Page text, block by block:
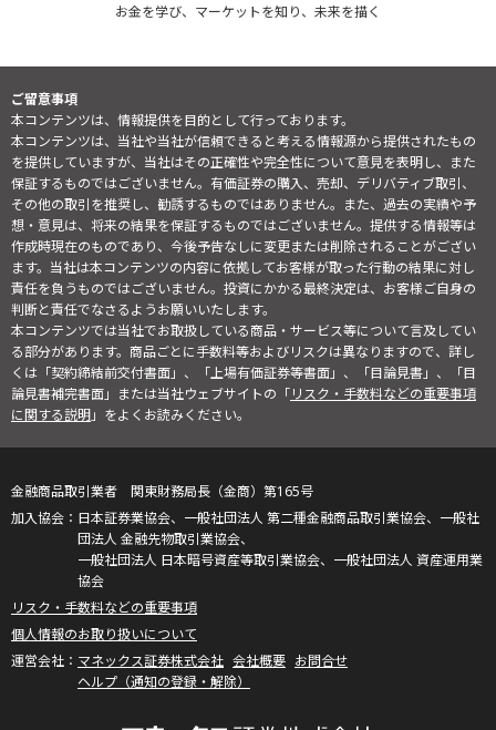
お金を学び、マーケットを知り、未来を描く
ご留意事項
本コンテンツは、情報提供を目的として行っております。
本コンテンツは、当社や当社が信頼できると考える情報源から提供されたもの
を提供していますが、当社はその正確性や完全性について意見を表明し、また
保証するものではございません。有価証券の購入、売却、デリバティブ取引、
その他の取引を推奨し、勧誘するものではありません。また、過去の実績や予
想・意見は、将来の結果を保証するものではございません。提供する情報等は
作成時現在のものであり、今後予告なしに変更または削除されることがござい
ます。当社は本コンテンツの内容に依拠してお客様が取った行動の結果に対し
責任を負うものではございません。投資にかかる最終決定は、お客様ご自身の
判断と責任でなさるようお願いいたします。
本コンテンツでは当社でお取扱している商品・サービス等について言及してい
る部分があります。商品ごとに手数料等およびリスクは異なりますので、詳し
くは「契約締結前交付書面」、「上場有価証券等書面」、「目論見書」、「目
論見書補完書面」または当社ウェブサイトの「リスク・手数料などの重要事項
に関する説明」をよくお読みください。
金融商品取引業者 関東財務局長（金商）第165号
日本証券業協会、一般社団法人 第二種金融商品取引業協会、一般社
団法人 金融先物取引業協会、
一般社団法人 日本暗号資産等取引業協会、一般社団法人 資産運用業
協会
リスク・手数料などの重要事項
個人情報のお取り扱いについて
マネックス証券株式会社 会社概要 お問合せ
ヘルプ（通知の登録・解除）